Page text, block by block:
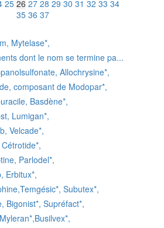
25 26 27 28 29 30 31 32 33 34
35 36 37
Mytelase*,
dont le nom se termine pa...
Allochrysine*,
composant de Modopar*,
Basdène*,
Lumigan*,
Velcade*,
Parlodel*,
Erbitux*,
Subutex*,
Bigonist*, Supréfact*,